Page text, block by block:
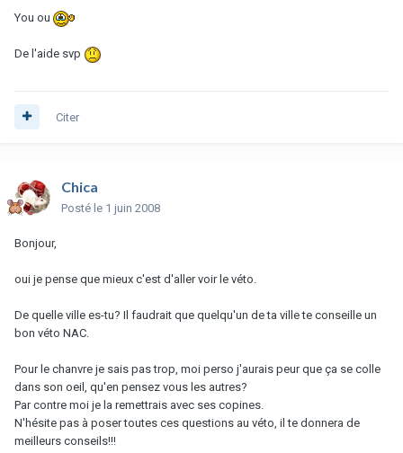
You ou
De l'aide svp
Citer
Chica
Posté le 1 juin 2008
Bonjour,
oui je pense que mieux c'est d'aller voir le véto.
De quelle ville es-tu? Il faudrait que quelqu'un de ta ville te conseille un
bon véto NAC.
Pour le chanvre je sais pas trop, moi perso j'aurais peur que ça se colle
dans son oeil, qu'en pensez vous les autres?
Par contre moi je la remettrais avec ses copines.
N'hésite pas à poser toutes ces questions au véto, il te donnera de
meilleurs conseils!!!